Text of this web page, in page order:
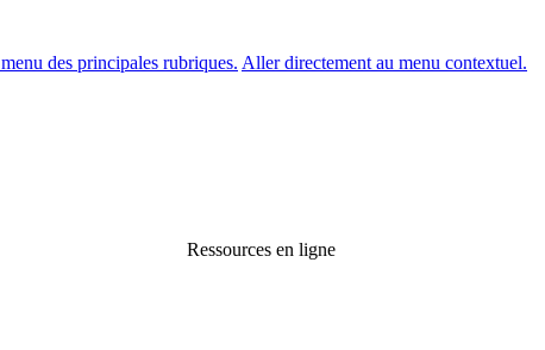
des principales rubriques. Aller directement au menu contextuel.
Ressources en ligne